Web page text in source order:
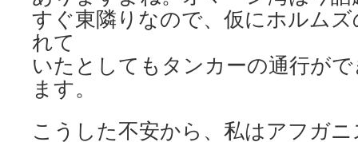
すぐ東隣りなので、仮にホルム
れて
いたとしてもタンカーの通行が
ます。
こうした不安から、私はアフガ